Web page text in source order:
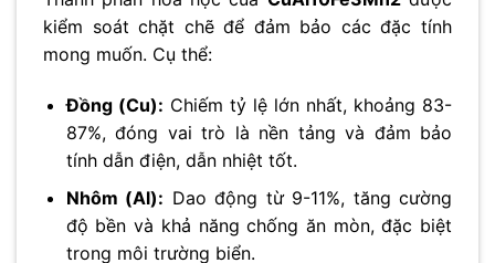
kiểm soát chặt chẽ để đảm bảo các đặc tính
mong muốn. Cụ thể:
Đồng (Cu): Chiếm tỷ lệ lớn nhất, khoảng 83-
87%, đóng vai trò là nền tảng và đảm bảo
tính dẫn điện, dẫn nhiệt tốt.
Nhôm (Al): Dao động từ 9-11%, tăng cường
độ bền và khả năng chống ăn mòn, đặc biệt
trong môi trường biển.